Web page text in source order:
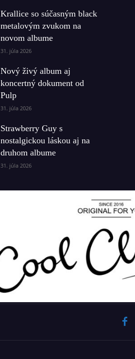
Krallice so súčasným black
metalovým zvukom na
novom albume
31. júla 2026
Nový živý album aj
koncertný dokument od
Pulp
31. júla 2026
Strawberry Guy s
nostalgickou láskou aj na
druhom albume
31. júla 2026